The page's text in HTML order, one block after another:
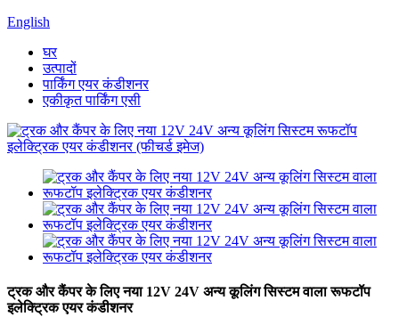
English
घर
उत्पादों
पार्किंग एयर कंडीशनर
एकीकृत पार्किंग एसी
ट्रक और कैंपर के लिए नया 12V 24V अन्य कूलिंग सिस्टम वाला रूफटॉप
इलेक्ट्रिक एयर कंडीशनर